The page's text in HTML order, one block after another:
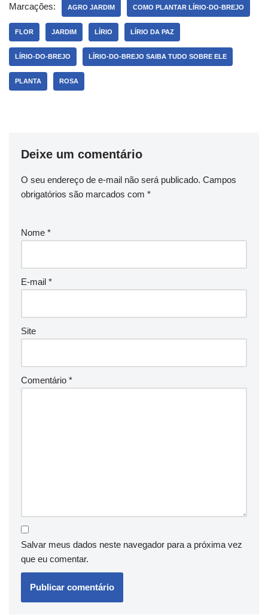
Marcações: AGRO JARDIM COMO PLANTAR LÍRIO-DO-BREJO
FLOR JARDIM LÍRIO LÍRIO DA PAZ
LÍRIO-DO-BREJO LÍRIO-DO-BREJO SAIBA TUDO SOBRE ELE
PLANTA ROSA
Deixe um comentário
O seu endereço de e-mail não será publicado. Campos
obrigatórios são marcados com *
Nome *
E-mail *
Site
Comentário *
Salvar meus dados neste navegador para a próxima vez
que eu comentar.